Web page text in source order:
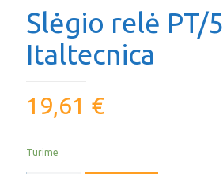
Slėgio relė PT/5
Italtecnica
19,61 €
Turime